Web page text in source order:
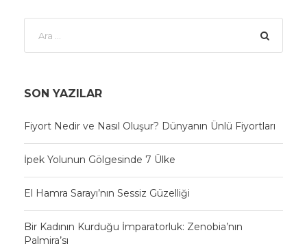
SON YAZILAR
Fiyort Nedir ve Nasıl Oluşur? Dünyanın Ünlü Fiyortları
İpek Yolunun Gölgesinde 7 Ülke
El Hamra Sarayı’nın Sessiz Güzelliği
Bir Kadının Kurduğu İmparatorluk: Zenobia’nın
Palmira’sı